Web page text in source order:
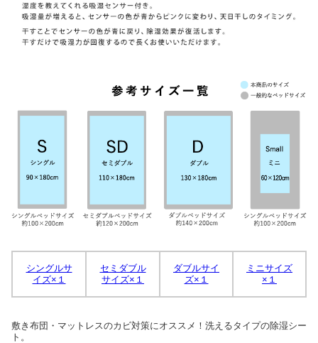
シングルサ
イズ×１
セミダブル
サイズ×１
ダブルサイ
ズ×１
ミニサイズ
×１
敷き布団・マットレスのカビ対策にオススメ！洗えるタイプの除湿シー
ト。